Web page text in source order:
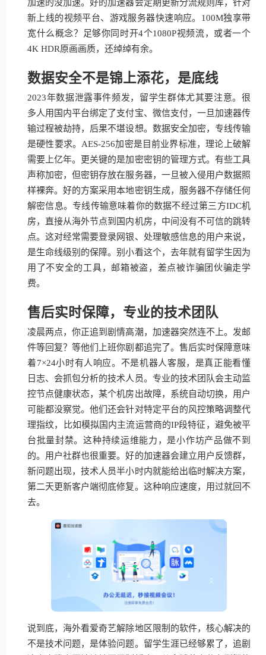
加速的没加速。好的加速器会定期更新分流规则库，针对
新上线的视频平台、游戏服务器快速响应。100M独享带
宽什么概念？足够你同时开4个1080P视频流，或者一个
4K HDR原画画质，还绰绰有余。
数据安全不是锦上添花，是底线
2023年数据泄露事件频发，留学生群体尤其要注意。很
多人用国内平台绑定了支付宝、微信支付，一旦加速器传
输过程被劫持，后果不堪设想。数据安全加密，专线传输
是硬性要求。AES-256加密是目前业界标准，理论上破解
需要上亿年。更关键的是加密密钥的管理方式。有些工具
声称加密，但密钥存放在服务器，一旦被入侵用户数据照
样裸奔。好的方案采用本地密钥生成，服务器不存储任何
解密信息。专线传输意味着你的数据不经过第三方IDC机
房，直接从海外节点到国内机房，中间没有不可信的跳转
点。这对经常需要登录网银、处理敏感信息的用户来说，
是生命线级别的保障。别小看这个，去年就有留学生因为
用了不安全的工具，邮箱被盗，差点被诈骗团伙骗走学
费。
售后实时保障，专业的技术团队
凌晨两点，你正追到剧情高潮，加速器突然连不上。发邮
件等回复？等他们上班你剧都追完了。售后实时保障意味
着7×24小时有人响应。不是机器人客服，是真正能看懂
日志、会抓包分析的技术人员。专业的技术团队会主动监
控节点健康状态，某个机房出故障，系统自动切换，用户
可能都没察觉。他们还会针对特定平台的风控策略调整代
理指纹，比如模拟国内主流运营商的IP段特征，避免被平
台批量封禁。这种持续运维能力，是小作坊产品做不到
的。用户社群也很重要。好的加速器会建立用户反馈群，
新问题出现，技术人员半小时内就能给出临时解决方案，
第二天更新客户端彻底修复。这种响应速度，用过就回不
去。
说到底，海外看爱奇艺解除地区限制的软件，核心解决的
不是技术问题，是体验问题。留学生涯已经够累了，追剧